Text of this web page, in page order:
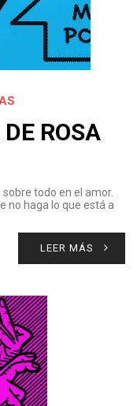
ROSA
todo en el amor.
no haga lo que está a
LEER MÁS